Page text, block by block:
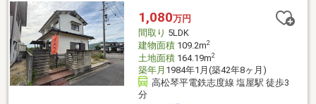
ながらBBQなど屋外時間も楽しめます。・オール電化で設備がま
とまり、水回りには窓があり日常的に換気が可能です。駐車3台分
を確保できます。
1,080万円
間取り 5LDK
建物面積109.2m2
土地面積164.19m2
築年月 1984年1月(築42年8ヶ月)
高松琴平電鉄志度線 塩屋駅 徒歩3
分